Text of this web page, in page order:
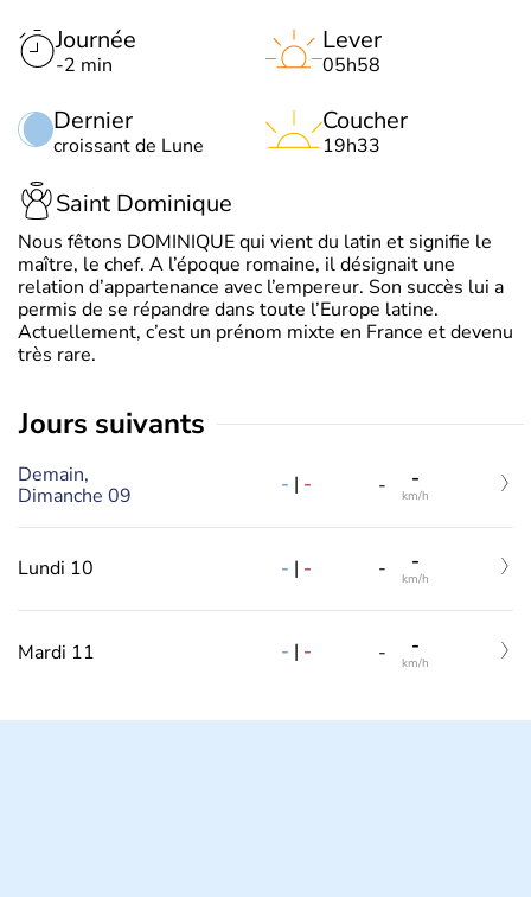
Journée
-2 min
Dernier
croissant de Lune
Lever
05h58
Coucher
19h33
Saint Dominique
Nous fêtons DOMINIQUE qui vient du latin et signifie le
maître, le chef. A l’époque romaine, il désignait une
relation d’appartenance avec l’empereur. Son succès lui a
permis de se répandre dans toute l’Europe latine.
Actuellement, c’est un prénom mixte en France et devenu
très rare.
jours suivants
Demain,
Dimanche 09
- | - - -
km/h
Lundi 10 - | - - -
km/h
Mardi 11 - | - - -
km/h